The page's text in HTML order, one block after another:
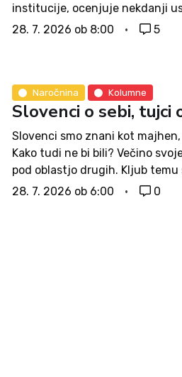
institucije, ocenjuje nekdanji
krinko pluralizma je namreč
28. 7. 2026 ob 8:00 5
Naročnina Kolumne
Slovenci o sebi, tujci
Slovenci smo znani kot
Kako tudi ne bi bili? Večino
pod oblastjo drugih. Kljub
kulturo in narodno zavest.
28. 7. 2026 ob 6:00 0